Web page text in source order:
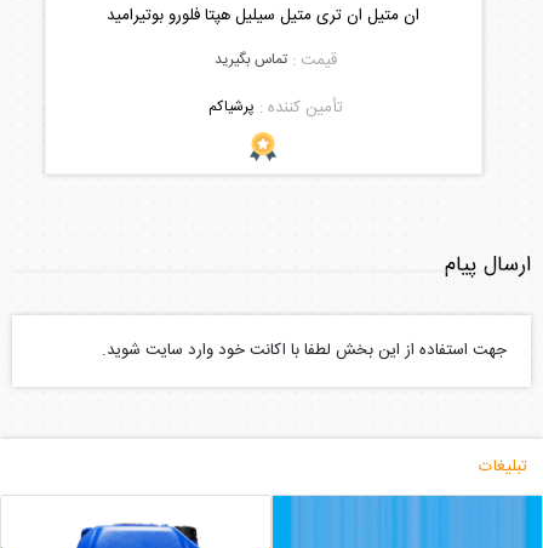
ان متیل ان تری متیل سیلیل هپتا فلورو بوتیرامید
قیمت :تماس بگیرید
تأمین کننده : پرشیاکم
ارسال پیام
جهت استفاده از این بخش لطفا با اکانت خود وارد سایت شوید.
تبلیغات